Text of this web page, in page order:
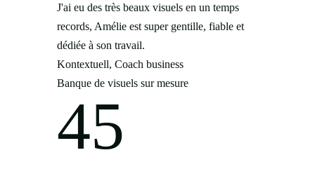
J'ai eu des très beaux visuels en un temps
records, Amélie est super gentille, fiable et
dédiée à son travail.
Kontextuell, Coach business
Banque de visuels sur mesure
45